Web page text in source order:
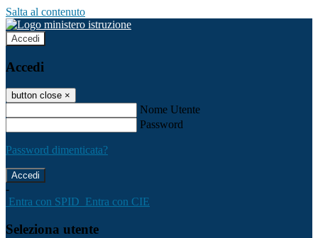
Salta al contenuto
Accedi
Accedi
button close ×
Nome Utente
Password
Password dimenticata?
-
Entra con SPID Entra con CIE
Seleziona utente